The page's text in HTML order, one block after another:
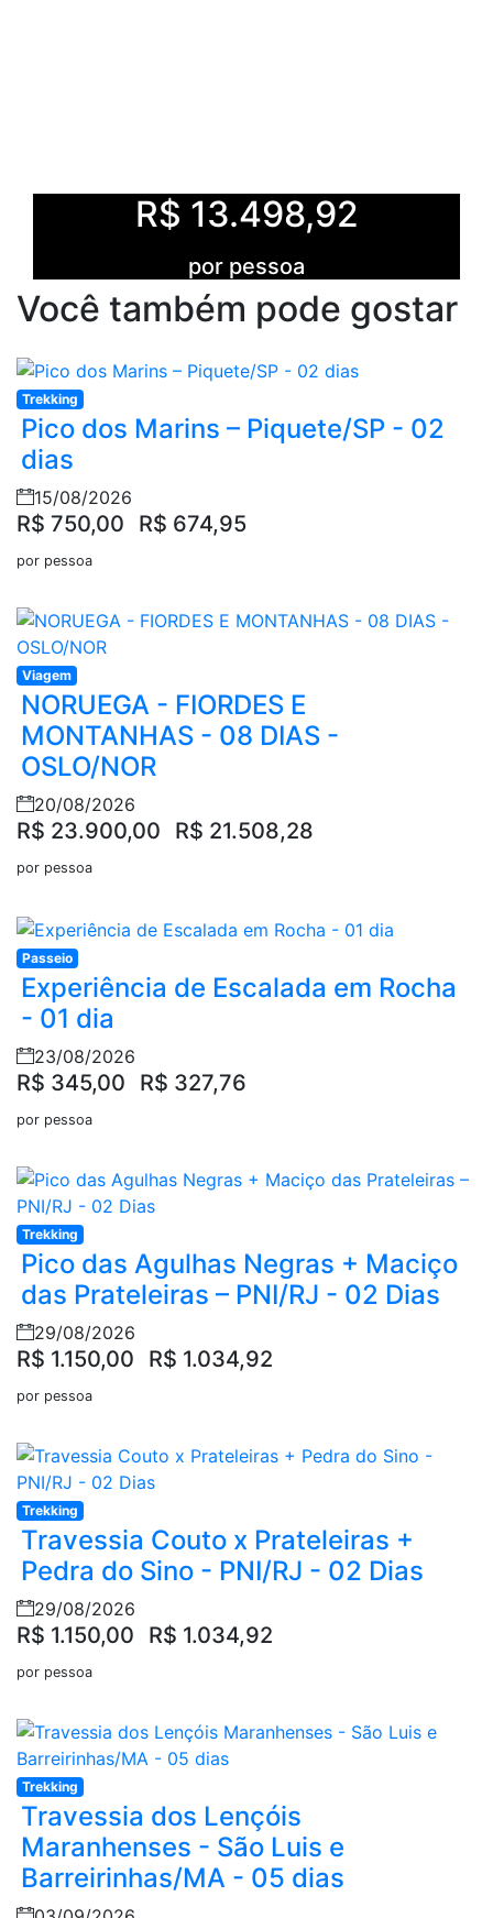
R$ 13.498,92
por pessoa
Você também pode gostar
Trekking
Pico dos Marins – Piquete/SP - 02
dias
15/08/2026
R$ 750,00 R$ 674,95
por pessoa
Viagem
NORUEGA - FIORDES E
MONTANHAS - 08 DIAS -
OSLO/NOR
20/08/2026
R$ 23.900,00 R$ 21.508,28
por pessoa
Passeio
Experiência de Escalada em Rocha
- 01 dia
23/08/2026
R$ 345,00 R$ 327,76
por pessoa
Trekking
Pico das Agulhas Negras + Maciço
das Prateleiras – PNI/RJ - 02 Dias
29/08/2026
R$ 1.150,00 R$ 1.034,92
por pessoa
Trekking
Travessia Couto x Prateleiras +
Pedra do Sino - PNI/RJ - 02 Dias
29/08/2026
R$ 1.150,00 R$ 1.034,92
por pessoa
Trekking
Travessia dos Lençóis
Maranhenses - São Luis e
Barreirinhas/MA - 05 dias